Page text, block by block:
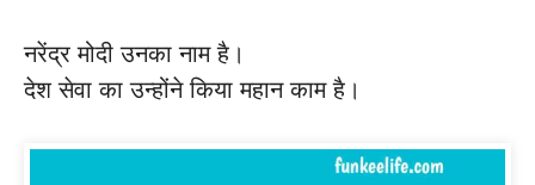
नरेंद्र मोदी उनका नाम है।
देश सेवा का उन्होंने किया महान काम है।